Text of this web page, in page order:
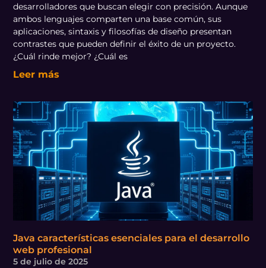
desarrolladores que buscan elegir con precisión. Aunque
ambos lenguajes comparten una base común, sus
aplicaciones, sintaxis y filosofías de diseño presentan
contrastes que pueden definir el éxito de un proyecto.
¿Cuál rinde mejor? ¿Cuál es
Leer más
Java características esenciales para el desarrollo
web profesional
5 de julio de 2025